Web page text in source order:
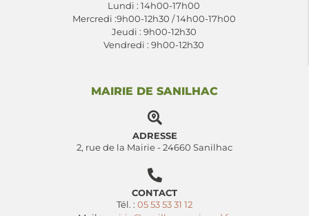
Lundi : 14h00-17h00
Mercredi :9h00-12h30 / 14h00-17h00
Jeudi : 9h00-12h30
Vendredi : 9h00-12h30
MAIRIE DE SANILHAC
ADRESSE
2, rue de la Mairie - 24660 Sanilhac
CONTACT
Tél. : 05 53 53 31 12